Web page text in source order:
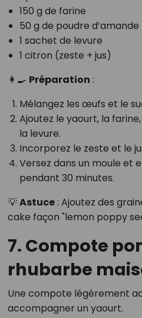
150 g de farine
50 g de poudre d’amande
1 sachet de levure
1 citron (zeste + jus)
👩‍🍳 Préparation :
Mélangez les œufs et le
Ajoutez le yaourt, la
la levure.
Incorporez le zeste et le
Versez dans un moule et
pendant 30 minutes.
💡Astuce: Ajoutez des
cake façon "lemon poppy
7. Compote
rhubarbe
Une compote légèrement
accompagner un yaourt.